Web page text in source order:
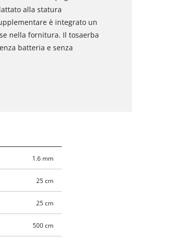
alla statura
è integrato un
nella fornitura. Il tosaerba
batteria e senza
1.6 mm
25 cm
25 cm
500 cm